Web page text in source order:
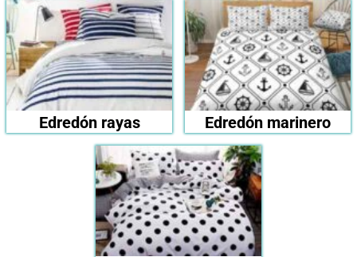
Edredón rayas Edredón marinero